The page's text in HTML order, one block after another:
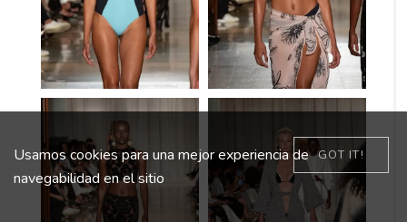
GOT IT!
Usamos cookies para una mejor experiencia de
navegabilidad en el sitio